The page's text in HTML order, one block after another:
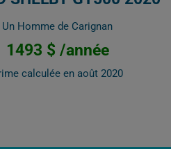
Un Homme de Carignan
1493 $ /année
calculée en août 2020